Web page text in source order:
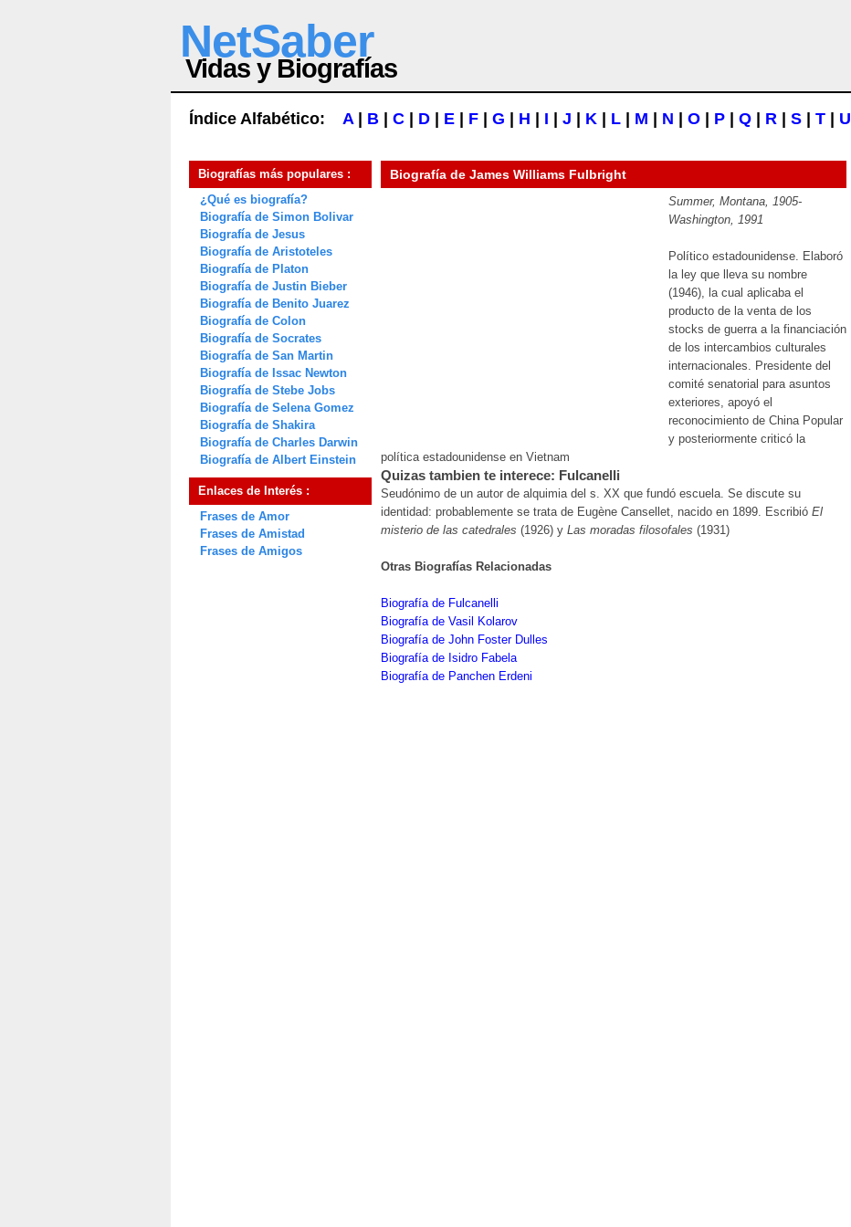
NetSaber
Vidas y Biografías
Índice Alfabético: A| B C D E F G H I J K L M N O P Q R S T U
Biografías más populares :
¿Qué es biografía?
Biografía de Simon Bolivar
Biografía de Jesus
Biografía de Aristoteles
Biografía de Platon
Biografía de Justin Bieber
Biografía de Benito Juarez
Biografía de Colon
Biografía de Socrates
Biografía de San Martin
Biografía de Issac Newton
Biografía de Stebe Jobs
Biografía de Selena Gomez
Biografía de Shakira
Biografía de Charles Darwin
Biografía de Albert Einstein
Enlaces de Interés :
Frases de Amor
Frases de Amistad
Frases de Amigos
Biografía de James Williams Fulbright
Summer, Montana, 1905-
Washington, 1991
Político estadounidense. Elaboró
la ley que lleva su nombre
(1946), la cual aplicaba el
producto de la venta de los
stocks de guerra a la financiación
de los intercambios culturales
internacionales. Presidente del
comité senatorial para asuntos
exteriores, apoyó el
reconocimiento de China Popular
y posteriormente criticó la
política estadounidense en Vietnam
Quizas tambien te interece: Fulcanelli
Seudónimo de un autor de alquimia del s. XX que fundó escuela. Se discute su
identidad: probablemente se trata de Eugène Cansellet, nacido en 1899. Escribió El
misterio de las catedrales (1926) y Las moradas filosofales (1931)
Otras Biografías Relacionadas
Biografía de Fulcanelli
Biografía de Vasil Kolarov
Biografía de John Foster Dulles
Biografía de Isidro Fabela
Biografía de Panchen Erdeni